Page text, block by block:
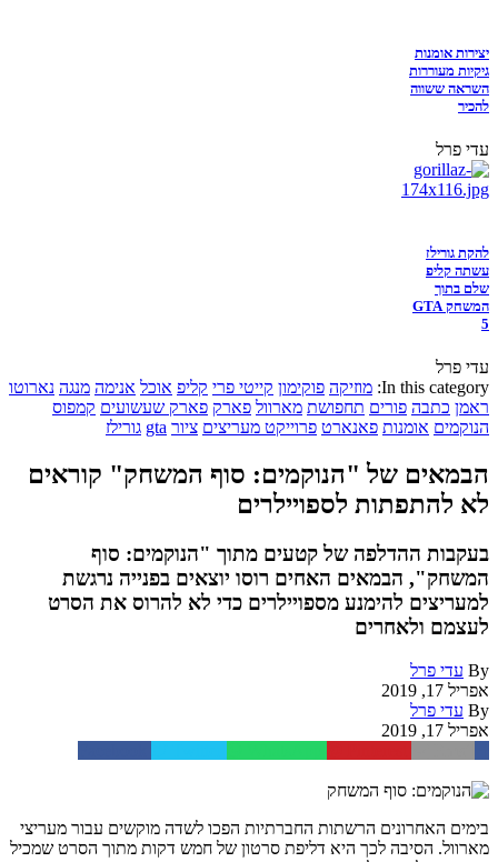
יצירות אומנות
גיקיות מעוררות
השראה ששווה
להכיר
עדי פרל
להקת גורילז
עשתה קליפ
שלם בתוך
המשחק GTA
5
עדי פרל
In this category: מוזיקה פוקימון קייטי פרי קליפ אוכל אנימה מנגה נארוטו
ראמן כתבה פורים תחפושת מארוול פארק פארק שעשועים קמפוס
הנוקמים אומנות פאנארט פרוייקט מעריצים ציור gta גורילז
הבמאים של "הנוקמים: סוף המשחק" קוראים
לא להתפתות לספויילרים
בעקבות ההדלפה של קטעים מתוך "הנוקמים: סוף
המשחק", הבמאים האחים רוסו יוצאים בפנייה נרגשת
למעריצים להימנע מספויילרים כדי לא להרוס את הסרט
לעצמם ולאחרים
By עדי פרל
אפריל 17, 2019
By עדי פרל
אפריל 17, 2019
בימים האחרונים הרשתות החברתיות הפכו לשדה מוקשים עבור מעריצי
מארוול. הסיבה לכך היא דליפת סרטון של חמש דקות מתוך הסרט שמכיל